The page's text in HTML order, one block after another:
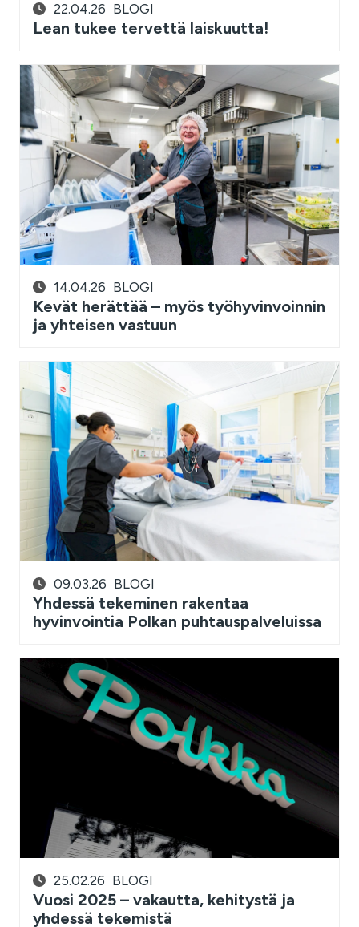
22.04.26 BLOGI
Lean tukee tervettä laiskuutta!
14.04.26 BLOGI
Kevät herättää – myös työhyvinvoinnin
ja yhteisen vastuun
09.03.26 BLOGI
Yhdessä tekeminen rakentaa
hyvinvointia Polkan puhtauspalveluissa
25.02.26 BLOGI
Vuosi 2025 – vakautta, kehitystä ja
yhdessä tekemistä